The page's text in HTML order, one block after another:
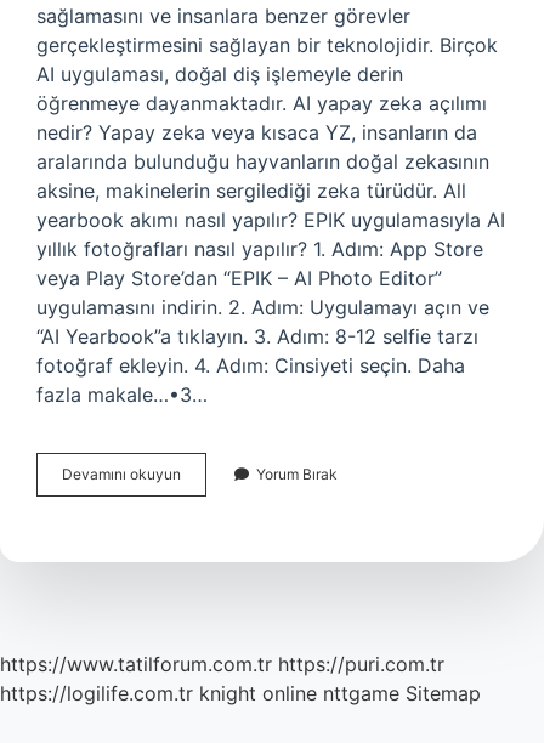
sağlamasını ve insanlara benzer görevler
gerçekleştirmesini sağlayan bir teknolojidir. Birçok
AI uygulaması, doğal diş işlemeyle derin
öğrenmeye dayanmaktadır. AI yapay zeka açılımı
nedir? Yapay zeka veya kısaca YZ, insanların da
aralarında bulunduğu hayvanların doğal zekasının
aksine, makinelerin sergilediği zeka türüdür. All
yearbook akımı nasıl yapılır? EPIK uygulamasıyla AI
yıllık fotoğrafları nasıl yapılır? 1. Adım: App Store
veya Play Store’dan “EPIK – AI Photo Editor”
uygulamasını indirin. 2. Adım: Uygulamayı açın ve
“AI Yearbook”a tıklayın. 3. Adım: 8-12 selfie tarzı
fotoğraf ekleyin. 4. Adım: Cinsiyeti seçin. Daha
fazla makale…•3…
Devamını okuyun
Akımı
Yorum Bırak
https://www.tatilforum.com.tr https://puri.com.tr
https://logilife.com.tr knight online nttgame Sitemap